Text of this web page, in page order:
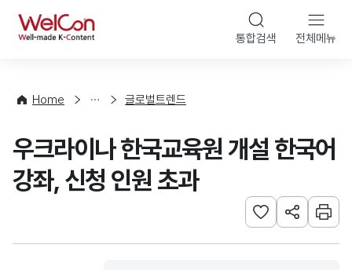
WelCon 통합검색 전체메뉴
Home
향
계
글로벌트렌드
우크라이나 한국교육원 개설 한국어
강좌, 신청 인원 초과
관심사 등록하기
URL 공유하
인쇄